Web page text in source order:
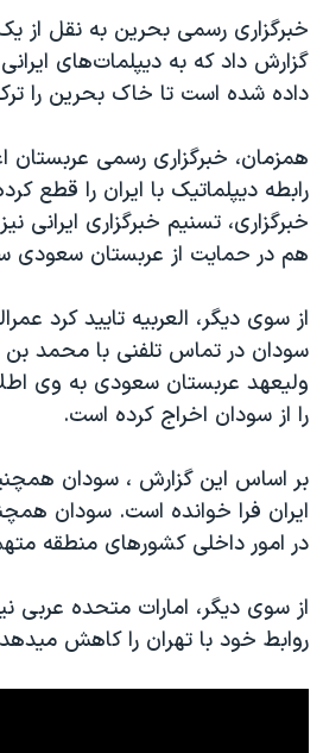
اسرائیل در جنگ
نرگس محمدی برنده جایزه نوبل صلح
صفحه‌های ویژه
سفر پرزیدنت ترامپ به چین
خبرگزاری رسمی بحرین به نقل از
داده شده است تا خاک بحرین را
همزمان، خبرگزاری رسمی عربستان
رابطه دیپلماتیک با ایران را قطع
خبرگزاری، تسنیم خبرگزاری ایرانی
هم در حمایت از عربستان سعودی
از سوی دیگر، العربیه تایید کرد
سودان در تماس تلفنی با محمد
ولیعهد عربستان سعودی به وی
را از سودان اخراج کرده است.
بر اساس این گزارش ، سودان
ایران فرا خوانده است. سودان
در امور داخلی کشورهای منطقه
از سوی دیگر، امارات متحده عربی
روابط خود با تهران را کاهش